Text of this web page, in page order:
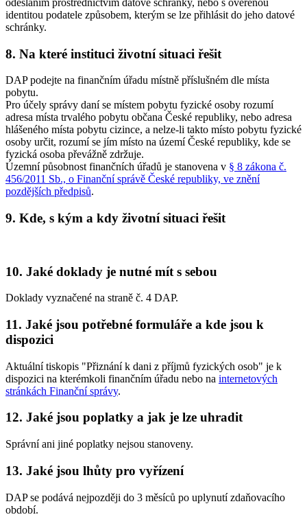
odesláním prostřednictvím datové schránky, nebo s ověřenou
identitou podatele způsobem, kterým se lze přihlásit do jeho datové
schránky.
8. Na které instituci životní situaci řešit
DAP podejte na finančním úřadu místně příslušném dle místa
pobytu.
Pro účely správy daní se místem pobytu fyzické osoby rozumí
adresa místa trvalého pobytu občana České republiky, nebo adresa
hlášeného místa pobytu cizince, a nelze-li takto místo pobytu fyzické
osoby určit, rozumí se jím místo na území České republiky, kde se
fyzická osoba převážně zdržuje.
Územní působnost finančních úřadů je stanovena v § 8 zákona č.
456/2011 Sb., o Finanční správě České republiky, ve znění
pozdějších předpisů.
9. Kde, s kým a kdy životní situaci řešit
10. Jaké doklady je nutné mít s sebou
Doklady vyznačené na straně č. 4 DAP.
11. Jaké jsou potřebné formuláře a kde jsou k
dispozici
Aktuální tiskopis "Přiznání k dani z příjmů fyzických osob" je k
dispozici na kterémkoli finančním úřadu nebo na internetových
stránkách Finanční správy.
12. Jaké jsou poplatky a jak je lze uhradit
Správní ani jiné poplatky nejsou stanoveny.
13. Jaké jsou lhůty pro vyřízení
DAP se podává nejpozději do 3 měsíců po uplynutí zdaňovacího
období.